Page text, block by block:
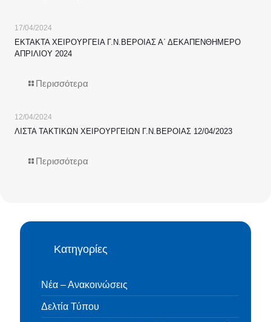
17/04/2024
ΕΚΤΑΚΤΑ ΧΕΙΡΟΥΡΓΕΙΑ Γ.Ν.ΒΕΡΟΙΑΣ Α΄ ΔΕΚΑΠΕΝΘΗΜΕΡΟ
ΑΠΡΙΛΙΟΥ 2024
Περισσότερα
12/04/2024
ΛΙΣΤΑ ΤΑΚΤΙΚΩΝ ΧΕΙΡΟΥΡΓΕΙΩΝ Γ.Ν.ΒΕΡΟΙΑΣ 12/04/2023
Περισσότερα
Κατηγορίες
Νέα – Ανακοινώσεις
Δελτία Τύπου